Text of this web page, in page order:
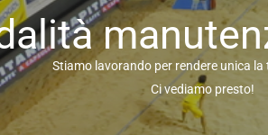
Stiamo lavorando per rendere unica la
Ci vediamo presto!